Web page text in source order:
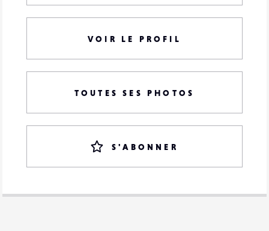
VOIR LE PROFIL
TOUTES SES PHOTOS
S'ABONNER